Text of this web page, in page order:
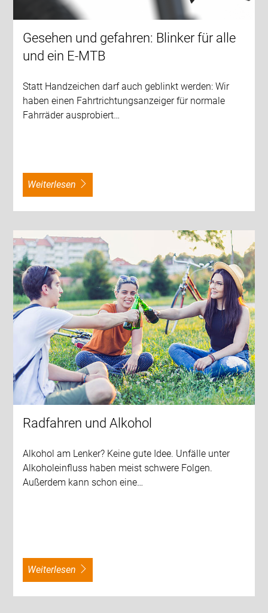
Gesehen und gefahren: Blinker für alle
und ein E-MTB
Statt Handzeichen darf auch geblinkt werden: Wir
haben einen Fahrtrichtungsanzeiger für normale
Fahrräder ausprobiert…
weiterlesen
Radfahren und Alkohol
Alkohol am Lenker? Keine gute Idee. Unfälle unter
Alkoholeinfluss haben meist schwere Folgen.
Außerdem kann schon eine…
weiterlesen